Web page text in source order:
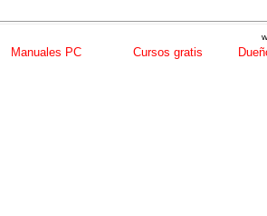
Manuales PC Cursos gratis